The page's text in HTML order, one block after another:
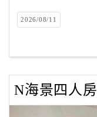
2026/08/11
N海景四人房